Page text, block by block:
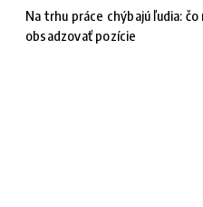
Na trhu práce chýbajú ľudia:
obsadzovať pozície